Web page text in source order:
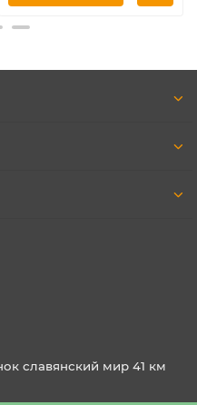
славянский мир 41 км